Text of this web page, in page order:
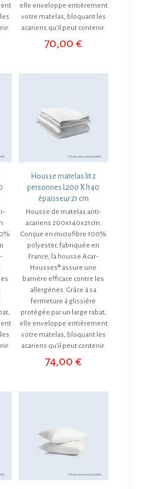
elle enveloppe entièrement
votre matelas, bloquant les
acariens qu’il peut contenir.
70,00€
Housse matelas lit 2
personnes L200 X l140
épaisseur 21 cm
Housse de matelas anti-
acariens 200x140x21cm.
Conçue en microfibre 100%
polyester, fabriquée en
France, la housse Acar-
Housses® assure une
barrière efficace contre les
allergènes. Grâce à sa
fermeture à glissière
protégée par un large rabat,
elle enveloppe entièrement
votre matelas, bloquant les
acariens qu’il peut contenir.
74,00€